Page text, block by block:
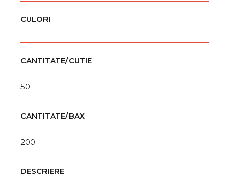
CULORI
CANTITATE/CUTIE
50
CANTITATE/BAX
200
DESCRIERE